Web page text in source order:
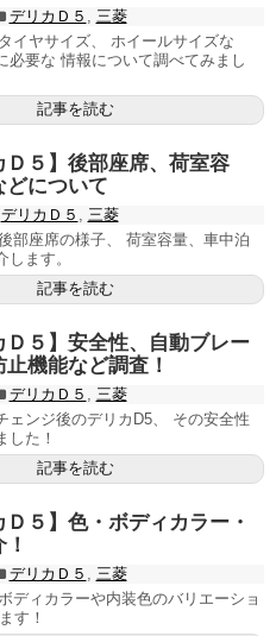
デリカＤ５
三菱
イヤサイズ、 ホイールサイズな
必要な 情報について調べてみまし
記事を読む
Ｄ５】後部座席、荷室容
どについて
デリカＤ５
三菱
部座席の様子、 荷室容量、車中泊
します。
記事を読む
Ｄ５】安全性、自動ブレー
機能など調査！
デリカＤ５
三菱
ェンジ後のデリカD5、 その安全性
した！
記事を読む
Ｄ５】色・ボディカラー・
デリカＤ５
三菱
ディカラーや内装色のバリエーショ
す！